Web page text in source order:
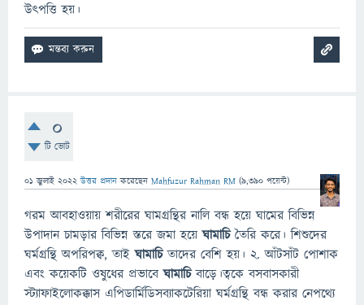
উৎপত্তি হয়।
0
টি ভোট
01 জুলাই 2022 উত্তর প্রদান করেছেন Mahfuzur Rahman RM (9,390 পয়েন্ট)
গরম আবহাওয়ায় শরীরের ঘামগ্রন্থির নালি বন্ধ হয়ে ঘামের বিভিন্ন
উপাদান চামড়ার বিভিন্ন স্তরে জমা হয়েঘামাচিতৈরি করে। শিশুদের
ঘর্মগ্রন্থি অপরিপক্ব, তাইঘামাচিতাদের বেশি হয়। ২. আঁটসাঁট পোশাক
এবং কয়েকটি ওষুধের প্রভাবেঘামাচিবাড়ে।ত্বকে বসবাসকারী
স্ট্যাফাইলোকক্কাস এপিডার্মিডিসব্যাকটেরিয়া ঘর্মগ্রন্থি বন্ধ করার নেপথ্যে